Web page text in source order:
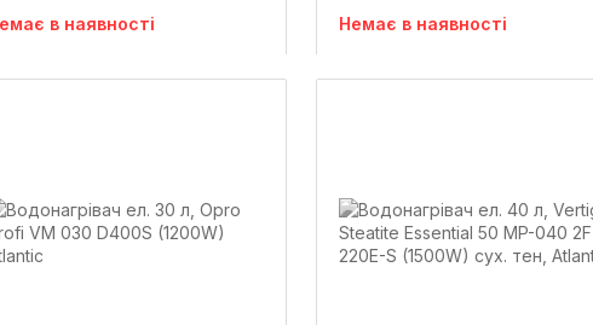
в наявності
ATLANTIC
Немає в наявності